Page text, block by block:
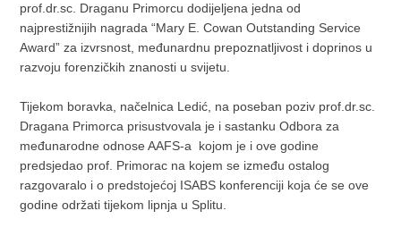
prof.dr.sc. Draganu Primorcu dodijeljena jedna od
najprestižnijih nagrada “Mary E. Cowan Outstanding Service
Award” za izvrsnost, međunardnu prepoznatljivost i doprinos u
razvoju forenzičkih znanosti u svijetu.
Tijekom boravka, načelnica Ledić, na poseban poziv prof.dr.sc.
Dragana Primorca prisustvovala je i sastanku Odbora za
međunarodne odnose AAFS-a kojom je i ove godine
predsjedao prof. Primorac na kojem se između ostalog
razgovaralo i o predstojećoj ISABS konferenciji koja će se ove
godine održati tijekom lipnja u Splitu.